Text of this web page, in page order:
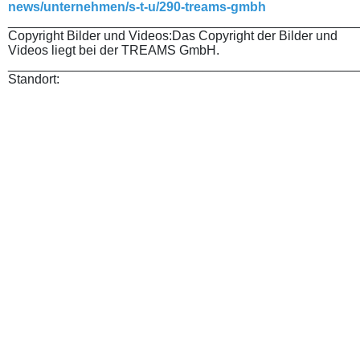
news/unternehmen/s-t-u/290-treams-gmbh
Copyright Bilder und Videos:Das Copyright der Bilder und
Videos liegt bei der TREAMS GmbH.
Standort: